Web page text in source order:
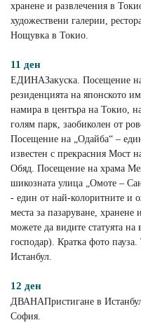
хранене и развлечения в
художествени галерии,
Нощувка в Токио.
11 ден
ЕДИНАЗакуска. Посещение
резиденцията на японското
намира в центъра на Токио,
голям парк, заобиколен от
Посещение на „Одайба“ –
известен с прекрасния Мост
Обяд. Посещение на храма
шикозната улица „Омоте –
- един от най-колоритните и
места за пазаруване,
можете да видите статуята
господар). Кратка фото
Истанбул.
12 ден
ДВАНАПристигане в
София.